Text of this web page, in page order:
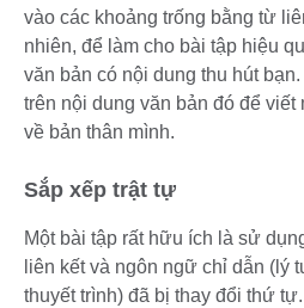
vào các khoảng trống bằng từ
nhiên, để làm cho bài tập hiệu
văn bản có nội dung thu hút
trên nội dung văn bản đó để
về bản thân mình.
Sắp xếp trật tự
Một bài tập rất hữu ích là sử
liên kết và ngôn ngữ chỉ dẫn (lý
thuyết trình) đã bị thay đổi thứ